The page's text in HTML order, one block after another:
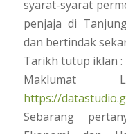
syarat-syarat
penjaja di
dan bertindak
Tarikh tutup iklan :
Maklumat
https://
Sebarang